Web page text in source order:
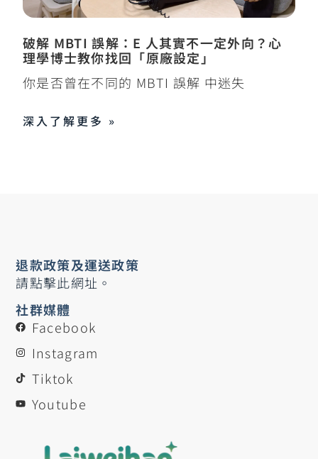
破解 MBTI 誤解：E 人其實不一定外向？心
理學博士教你找回「原廠設定」
你是否曾在不同的 MBTI 誤解 中迷失
深入了解更多 »
社群媒體
Facebook
Instagram
Tiktok
Youtube
退款政策及運送政策
請點擊此網址。